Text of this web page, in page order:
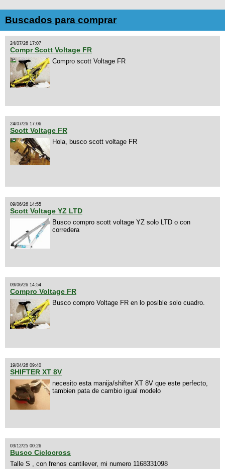
Buscados para comprar
24/07/26 17:07
Compr Scott Voltage FR
Compro scott Voltage FR
24/07/26 17:06
Scott Voltage FR
Hola, busco scott voltage FR
09/06/26 14:55
Scott Voltage YZ LTD
Busco compro scott voltage YZ solo LTD o con
corredera
09/06/26 14:54
Compro Voltage FR
Busco compro Voltage FR en lo posible solo cuadro.
19/04/26 09:40
SHIFTER XT 8V
necesito esta manija/shifter XT 8V que este perfecto,
tambien pata de cambio igual modelo
03/12/25 00:26
Busco Ciclocross
Talle S , con frenos cantilever, mi numero 1168331098